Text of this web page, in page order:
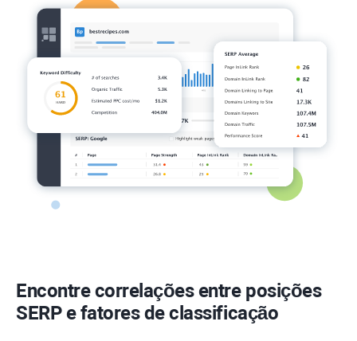
Encontre correlações entre posições
SERP e fatores de classificação